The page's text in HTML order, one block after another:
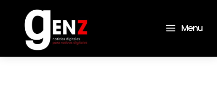
a Menu